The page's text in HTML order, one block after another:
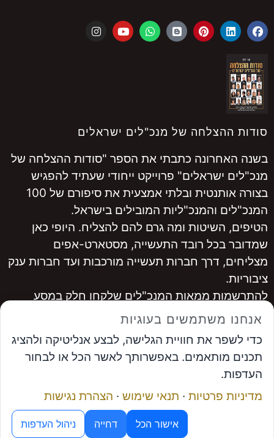
סודות ההצלחה של מנכ"לים ישראלים
בשנה האחרונה כתבתי את הספר "סודות ההצלחה של
מנכ"לים ישראלים" פרוייקט ייחודי שעתיד להפגיש
בצורה אותנטית ובלתי אמצעית את סיפורם של 100
המנכ"לים והמנכ"ליות המובילים בישראל.
הטיפים, השיטות ומה גרם להם להצליח. היופי כאן
שמדובר בכל רובד התעשייה, מסטארט-אפים
מצליחים, דרך חברות תעשייה מורכבות ועד חברות ענק
ציבוריות.
להתרשמות ממאות המנכ"לים שלקחו חלק במסע
היכנסו ל www.ceopro.co.il
...............
אבי פרץ, מייסד פורום המנכ"לים ומנכ"ל פתרונות
אפקטיביים
מנוע ה-AI של פורום המנכ"לים
© פתרונות אפקטיביים
תיאום פגישה
אנחנו משתמשים בעוגיות
כדי לשפר את חוויית הגלישה, לבצע אנליטיקה ולהציג
תכנים מותאמים. באפשרותך לאשר הכל או לבחור
העדפות.
מדיניות פרטיות · תנאי שימוש · הצהרת נגישות
אישור הכל דחייה ניהול העדפות